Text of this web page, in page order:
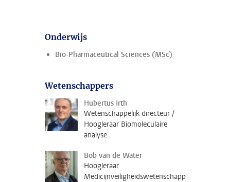
Onderwijs
Bio-Pharmaceutical Sciences (MSc)
Wetenschappers
Hubertus Irth
Wetenschappelijk directeur /
Hoogleraar Biomoleculaire
analyse
Bob van de Water
Hoogleraar
Medicijnveiligheidswetenschappen